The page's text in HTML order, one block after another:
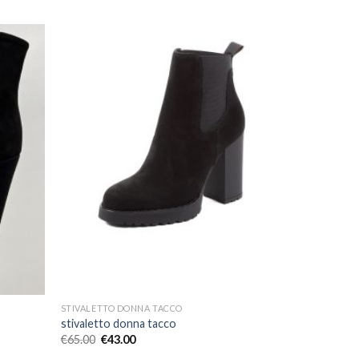
STIVALETTO DONNA TACCO
stivaletto donna tacco
€65.00 €43.00